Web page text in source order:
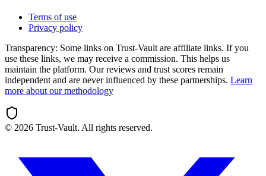
Terms of use
Privacy policy
Transparency: Some links on Trust-Vault are affiliate links. If you
use these links, we may receive a commission. This helps us
maintain the platform. Our reviews and trust scores remain
independent and are never influenced by these partnerships. Learn
more about our methodology
© 2026 Trust-Vault. All rights reserved.